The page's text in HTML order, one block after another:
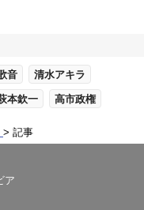
音 清水アキラ
本欽一 高市政権
記事
ア